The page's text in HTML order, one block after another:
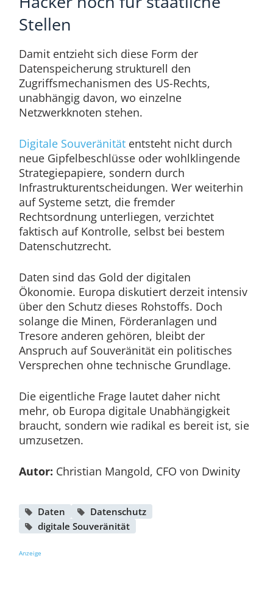
Stellen
Damit entzieht sich diese Form der
Datenspeicherung strukturell den
Zugriffsmechanismen des US-Rechts,
unabhängig davon, wo einzelne
Netzwerkknoten stehen.
Digitale Souveränitätentsteht nicht durch
neue Gipfelbeschlüsse oder wohlklingende
Strategiepapiere, sondern durch
Infrastrukturentscheidungen. Wer weiterhin
auf Systeme setzt, die fremder
Rechtsordnung unterliegen, verzichtet
faktisch auf Kontrolle, selbst bei bestem
Datenschutzrecht.
Daten sind das Gold der digitalen
Ökonomie. Europa diskutiert derzeit intensiv
über den Schutz dieses Rohstoffs. Doch
solange die Minen, Förderanlagen und
Tresore anderen gehören, bleibt der
Anspruch auf Souveränität ein politisches
Versprechen ohne technische Grundlage.
Die eigentliche Frage lautet daher nicht
mehr, ob Europa digitale Unabhängigkeit
braucht, sondern wie radikal es bereit ist, sie
umzusetzen.
Autor: Christian Mangold, CFO von Dwinity
Daten
Datenschutz
digitale Souveränität
Anzeige